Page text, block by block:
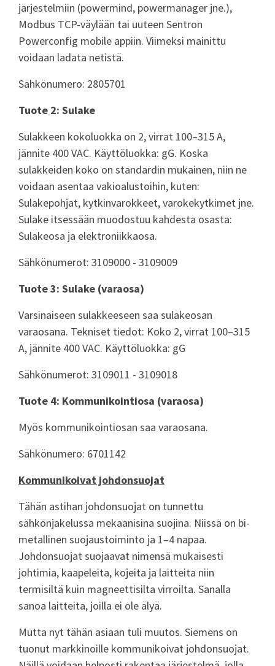
järjestelmiin (powermind, powermanager jne.),
Modbus TCP-väylään tai uuteen Sentron
Powerconfig mobile appiin. Viimeksi mainittu
voidaan ladata netistä.
Sähkönumero: 2805701
Tuote 2: Sulake
Sulakkeen kokoluokka on 2, virrat 100–315 A,
jännite 400 VAC. Käyttöluokka: gG. Koska
sulakkeiden koko on standardin mukainen, niin ne
voidaan asentaa vakioalustoihin, kuten:
Sulakepohjat, kytkinvarokkeet, varokekytkimet jne.
Sulake itsessään muodostuu kahdesta osasta:
Sulakeosa ja elektroniikkaosa.
Sähkönumerot: 3109000 - 3109009
Tuote 3: Sulake (varaosa)
Varsinaiseen sulakkeeseen saa sulakeosan
varaosana. Tekniset tiedot: Koko 2, virrat 100–315
A, jännite 400 VAC. Käyttöluokka: gG
Sähkönumerot: 3109011 - 3109018
Tuote 4: Kommunikointiosa (varaosa)
Myös kommunikointiosan saa varaosana.
Sähkönumero: 6701142
Kommunikoivat johdonsuojat
Tähän astihan johdonsuojat on tunnettu
sähkönjakelussa mekaanisina suojina. Niissä on bi-
metallinen suojaustoiminto ja 1–4 napaa.
Johdonsuojat suojaavat nimensä mukaisesti
johtimia, kaapeleita, kojeita ja laitteita niin
termisiltä kuin magneettisilta virroilta. Sanalla
sanoa laitteita, joilla ei ole älyä.
Mutta nyt tähän asiaan tuli muutos. Siemens on
tuonut markkinoille kommunikoivat johdonsuojat.